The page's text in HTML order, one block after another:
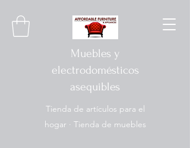
Muebles y
electrodomésticos
asequibles
Tienda de artículos para el
hogar · Tienda de muebles